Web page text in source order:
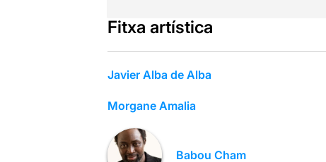
Fitxa artística
Javier Alba de Alba
Morgane Amalia
Babou Cham